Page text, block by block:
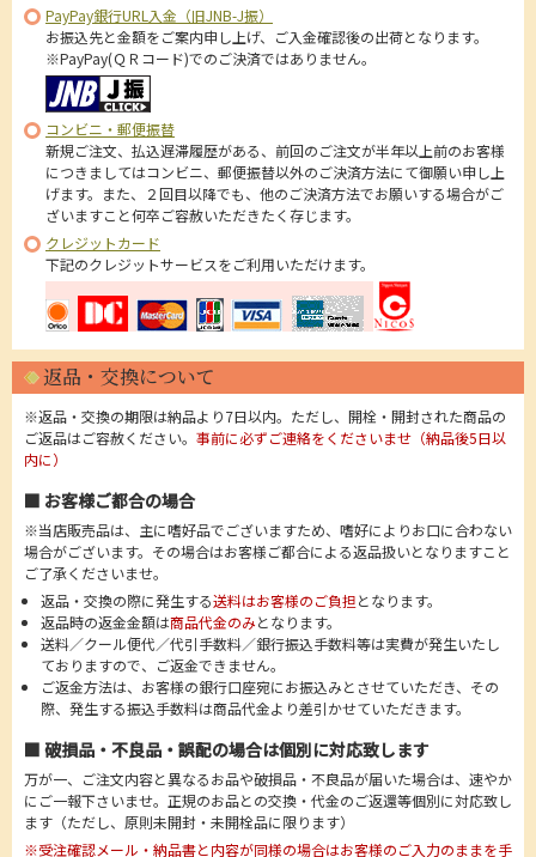
PayPay銀行URL入金（旧JNB-J振）
お振込先と金額をご案内申し上げ、ご入金確認後の出荷となります。
※PayPay(ＱＲコード)でのご決済ではありません。
コンビニ・郵便振替
新規ご注文、払込遅滞履歴がある、前回のご注文が半年以上前のお客様
につきましてはコンビニ、郵便振替以外のご決済方法にて御願い申し上
げます。また、２回目以降でも、他のご決済方法でお願いする場合がご
ざいますこと何卒ご容赦いただきたく存じます。
クレジットカード
下記のクレジットサービスをご利用いただけます。
返品・交換について
※返品・交換の期限は納品より7日以内。ただし、開栓・開封された商品の
ご返品はご容赦ください。 事前に必ずご連絡をくださいませ（納品後5日以
内に）
■ お客様ご都合の場合
※当店販売品は、主に嗜好品でございますため、嗜好によりお口に合わない
場合がございます。その場合はお客様ご都合による返品扱いとなりますこと
ご了承くださいませ。
返品・交換の際に発生する送料はお客様のご負担となります。
返品時の返金金額は商品代金のみとなります。
送料／クール便代／代引手数料／銀行振込手数料等は実費が発生いたし
ておりますので、ご返金できません。
ご返金方法は、お客様の銀行口座宛にお振込みとさせていただき、その
際、発生する振込手数料は商品代金より差引かせていただきます。
■ 破損品・不良品・誤配の場合は個別に対応致します
万が一、ご注文内容と異なるお品や破損品・不良品が届いた場合は、速やか
にご一報下さいませ。正規のお品との交換・代金のご返還等個別に対応致し
ます（ただし、原則未開封・未開栓品に限ります）
※受注確認メール・納品書と内容が同様の場合はお客様のご入力のままを手